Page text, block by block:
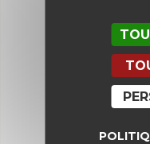
Enregistrer
et mon site
pour mon